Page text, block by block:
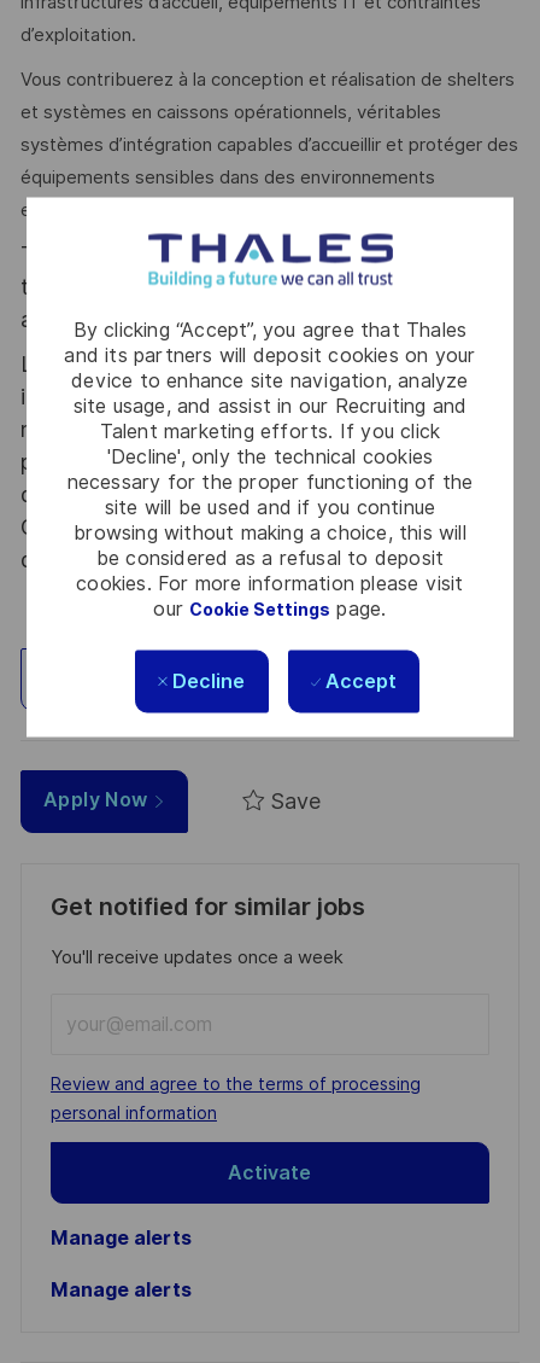
By clicking “Accept”, you agree that Thales
and its partners will deposit cookies on your
device to enhance site navigation, analyze
site usage, and assist in our Recruiting and
Talent marketing efforts. If you click
'Decline', only the technical cookies
necessary for the proper functioning of the
site will be used and if you continue
browsing without making a choice, this will
be considered as a refusal to deposit
cookies. For more information please visit
our Cookie Settings page.
Decline Accept
d’exploitation.
Vous contribuerez à la conception et réalisation de shelters
et systèmes en caissons opérationnels, véritables
systèmes d’intégration capables d’accueillir et protéger des
équipements sensibles dans des environnements
exigeants.
Thales, entreprise Handi-Engagée, reconnait
tous les talents. La diversité est notre meilleur
atout. Postulez et rejoignez nous !
Le poste pouvant nécessiter d'accéder à des
informations relevant du secret de la défense
nationale, la personne retenue fera l'objet d'une
procédure d’habilitation, conformément aux
dispositions des articles R.2311-1 et suivants du
Code de la défense et de l’IGI 1300 SGDSN/PSE
du 09 août 2021.
Explore Location
Apply Now Save
Get notified for similar jobs
You'll receive updates once a week
Email
address
(Required)
Required
Review and agree to the terms of processing
personal information
Activate
Manage alerts
Manage alerts